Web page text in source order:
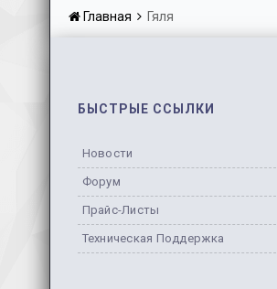
Главная Гяля
БЫСТРЫЕ ССЫЛКИ
Новости
Форум
Прайс-Листы
Техническая Поддержка